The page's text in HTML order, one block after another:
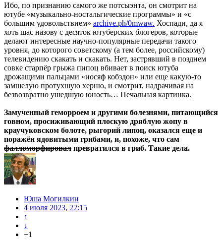
Ибо, по признанию самого же потсыэнта, он смотрит на
ютубе «музыкально-ностальгические программы» и «с
большим удовольствием» archive.ph/0mwaw. Хоспади, да я
хоть щас назову с десяток ютуберских блогеров, которые
делают интересные научно-популярные передачи такого
уровня, до которого советскому (а тем более, российскому)
телевидению скакать и скакать. Нет, застрявший в позднем
совке старпёр грыжа пипоц вбивает в поиск ютуба
дрожащими пальцами «иосяф кобздон» или еще какую-то
замшелую протухшую херню, и смотрит, надрачивая на
безвозвратно ушедшую юность… Печальная картинка.
Замученный геморроем и другими болезнями, питающийся
говном, просиживающий плоскую дряблую жопу в
краучуковском болоте, рыгорий липоц, оказался еще и
поражён ядовитыми грибами, и, похоже, что сам
фалломорфировал превратился в гриб. Такие дела.
Юша Могилкин
4 июля 2023, 22:15
↑
↓
+1